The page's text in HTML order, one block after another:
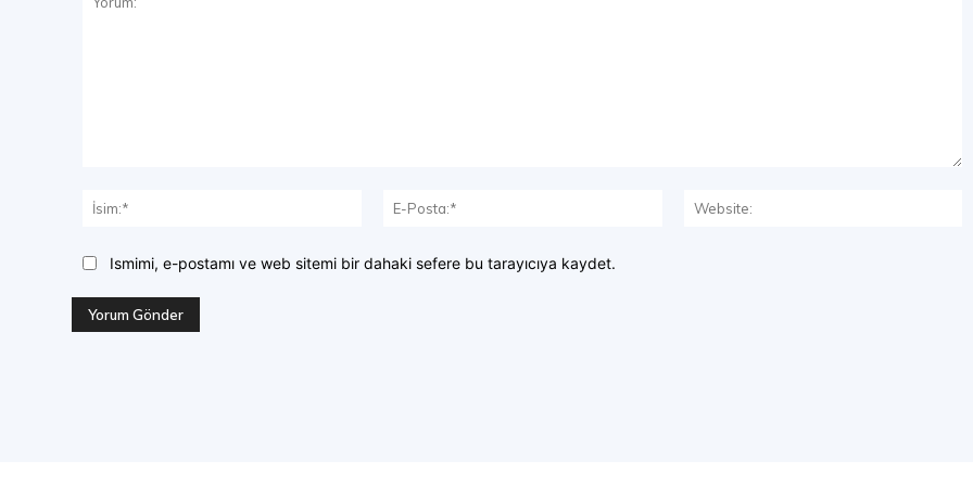
İsim:*
Ismimi, e-postamı ve web sitemi bir dahaki sefere bu tarayıcıya kaydet.